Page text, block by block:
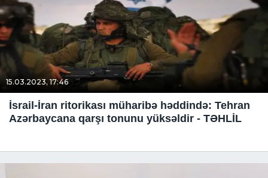
15.03.2023, 17:46
İsrail-İran ritorikası müharibə həddində: Tehran
Azərbaycana qarşı tonunu yüksəldir - TƏHLİL